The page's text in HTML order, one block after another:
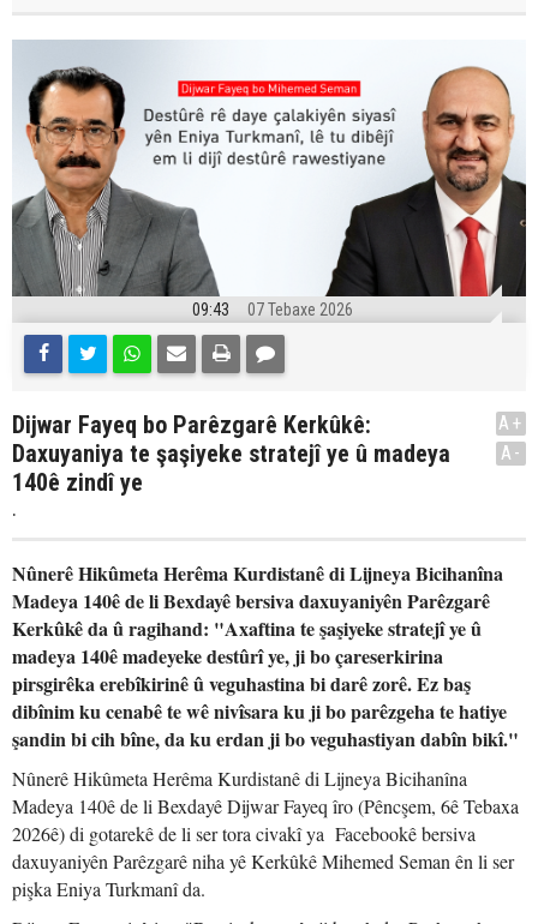
09:43 07 Tebaxe 2026
Dijwar Fayeq bo Parêzgarê Kerkûkê:
Daxuyaniya te şaşiyeke stratejî ye û madeya
140ê zindî ye
.
A+
A-
Nûnerê Hikûmeta Herêma Kurdistanê di Lijneya Bicihanîna
Madeya 140ê de li Bexdayê bersiva daxuyaniyên Parêzgarê
Kerkûkê da û ragihand: "Axaftina te şaşiyeke stratejî ye û
madeya 140ê madeyeke destûrî ye, ji bo çareserkirina
pirsgirêka erebîkirinê û veguhastina bi darê zorê. Ez baş
dibînim ku cenabê te wê nivîsara ku ji bo parêzgeha te hatiye
şandin bi cih bîne, da ku erdan ji bo veguhastiyan dabîn bikî."
Nûnerê Hikûmeta Herêma Kurdistanê di Lijneya Bicihanîna
Madeya 140ê de li Bexdayê Dijwar Fayeq îro (Pêncşem, 6ê Tebaxa
2026ê) di gotarekê de li ser tora civakî ya Facebookê bersiva
daxuyaniyên Parêzgarê niha yê Kerkûkê Mihemed Seman ên li ser
pişka Eniya Turkmanî da.